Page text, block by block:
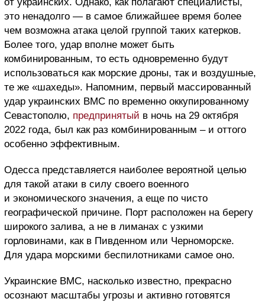
это ненадолго — в самое ближайшее время более
чем возможна атака целой группой таких катерков.
Более того, удар вполне может быть
комбинированным, то есть одновременно будут
использоваться как морские дроны, так и воздушные,
те же «шахеды». Напомним, первый массированный
удар украинских ВМС по временно оккупированному
Севастополю, предпринятый в ночь на 29 октября
2022 года, был как раз комбинированным – и оттого
особенно эффективным.
Одесса представляется наиболее вероятной целью
для такой атаки в силу своего военного
и экономического значения, а еще по чисто
географической причине. Порт расположен на берегу
широкого залива, а не в лиманах с узкими
горловинами, как в Пивденном или Черноморске.
Для удара морскими беспилотниками самое оно.
Украинские ВМС, насколько известно, прекрасно
осознают масштабы угрозы и активно готовятся